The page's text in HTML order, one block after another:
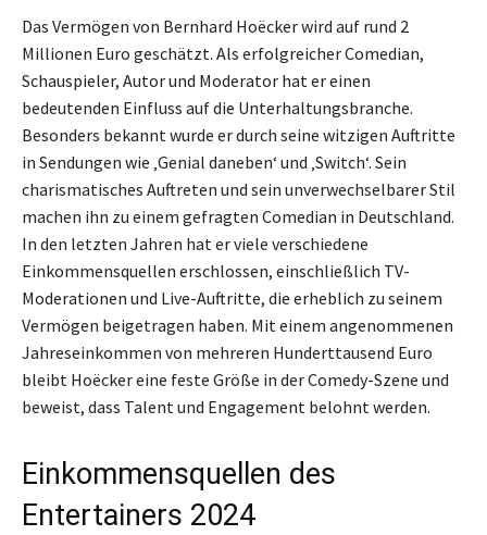
Das Vermögen von Bernhard Hoëcker wird auf rund 2
Millionen Euro geschätzt. Als erfolgreicher Comedian,
Schauspieler, Autor und Moderator hat er einen
bedeutenden Einfluss auf die Unterhaltungsbranche.
Besonders bekannt wurde er durch seine witzigen Auftritte
in Sendungen wie ‚Genial daneben‘ und ‚Switch‘. Sein
charismatisches Auftreten und sein unverwechselbarer Stil
machen ihn zu einem gefragten Comedian in Deutschland.
In den letzten Jahren hat er viele verschiedene
Einkommensquellen erschlossen, einschließlich TV-
Moderationen und Live-Auftritte, die erheblich zu seinem
Vermögen beigetragen haben. Mit einem angenommenen
Jahreseinkommen von mehreren Hunderttausend Euro
bleibt Hoëcker eine feste Größe in der Comedy-Szene und
beweist, dass Talent und Engagement belohnt werden.
Einkommensquellen des
Entertainers 2024